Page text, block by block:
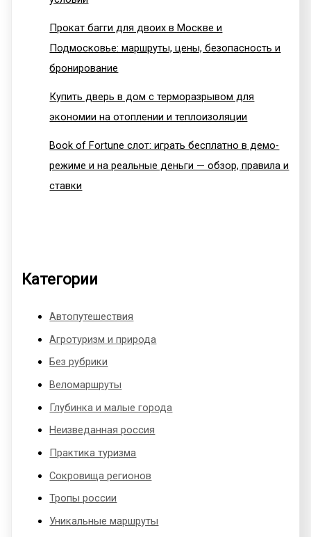
Прокат багги для двоих в Москве и
Подмосковье: маршруты, цены, безопасность и
бронирование
Купить дверь в дом с терморазрывом для
экономии на отоплении и теплоизоляции
Book of Fortune слот: играть бесплатно в демо-
режиме и на реальные деньги — обзор, правила и
ставки
Категории
Автопутешествия
Агротуризм и природа
Без рубрики
Веломаршруты
Глубинка и малые города
Неизведанная россия
Практика туризма
Сокровища регионов
Тропы россии
Уникальные маршруты